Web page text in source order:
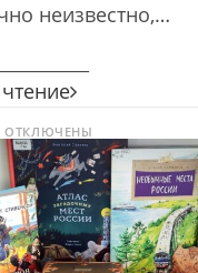
неизвестно,…
Сокровища
времени:
неразгаданные
тайны
и
магия
книг
К
ЗАПИСИ
СОКРОВИЩА
ВНЕ
ВРЕМЕНИ:
НЕРАЗГАДАННЫЕ
ТАЙНЫ
И
МАГИЯ
КНИГ
ОТКЛЮЧЕНЫ